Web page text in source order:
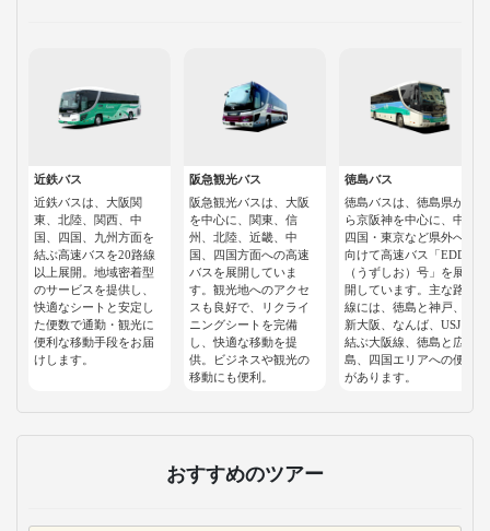
近鉄バス
近鉄バスは、大阪関
東、北陸、関西、中
国、四国、九州方面を
結ぶ高速バスを20路線
以上展開。地域密着型
のサービスを提供し、
快適なシートと安定し
た便数で通勤・観光に
便利な移動手段をお届
けします。
阪急観光バス
阪急観光バスは、大阪
を中心に、関東、信
州、北陸、近畿、中
国、四国方面への高速
バスを展開していま
す。観光地へのアクセ
スも良好で、リクライ
ニングシートを完備
し、快適な移動を提
供。ビジネスや観光の
移動にも便利。
徳島バス
徳島バスは、徳島県か
ら京阪神を中心に、中
四国・東京など県外へ
向けて高速バス「EDDY
（うずしお）号」を展
開しています。主な路
線には、徳島と神戸、
新大阪、なんば、USJを
結ぶ大阪線、徳島と広
島、四国エリアへの便
があります。
おすすめのツアー